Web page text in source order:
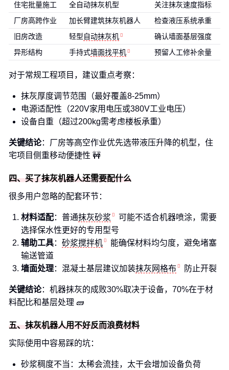
住宅批量施工
全自动抹灰机型
关注抹灰速度指标
厂房高跨作业
加长臂建筑抹灰机器人
检查液压系统承重
旧房改造
轻型自动抹灰机
确认墙面基层强度
异形结构
手持式墙面找平机 预留人工修补余量
对于常规工程项目，建议重点考察：
抹灰厚度调节范围（最好覆盖8-25mm）
电源适配性（220V家用电压或380V工业电压）
设备自重（超过200kg需考虑楼板承重）
关键结论：厂房等高空作业优先选带液压升降的机型，住
宅项目侧重移动便捷性 🚧
四、买了抹灰机器人还需要配什么
很多用户忽略的配套环节：
材料适配：普通抹灰砂浆
可能不适合机器喷涂，需要
选择保水性更好的专用型号
辅助工具： 砂浆搅拌机
能确保材料均匀度，避免堵塞
输送管道
墙面处理：混凝土基层建议加装抹灰网格布 防止开裂
关键结论：机器抹灰的成败30%取决于设备，70%在于材
料配比和基层处理 🧱
五、抹灰机器人用不好反而浪费材料
实际使用中容易踩的坑：
砂浆稠度不当：太稀会流挂，太干会增加设备负荷